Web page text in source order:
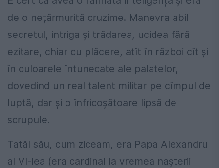
de o nețărmurită cruzime. Manevra abil
secretul, intriga și trădarea, ucidea fără
ezitare, chiar cu plăcere, atît în război cît și
în culoarele întunecate ale palatelor,
dovedind un real talent militar pe cîmpul de
luptă, dar și o înfricoșătoare lipsă de
scrupule.
Tatăl său, cum ziceam, era Papa Alexandru
al VI-lea (era cardinal la vremea nașterii